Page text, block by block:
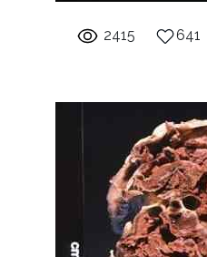
2415 641